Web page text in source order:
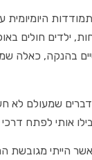
ילדים חולים
בהנקה, כאלה
שמעולם לא
אותי לפתח דרכי
הלמידה והפיתוח נמשך למעלה מעשור